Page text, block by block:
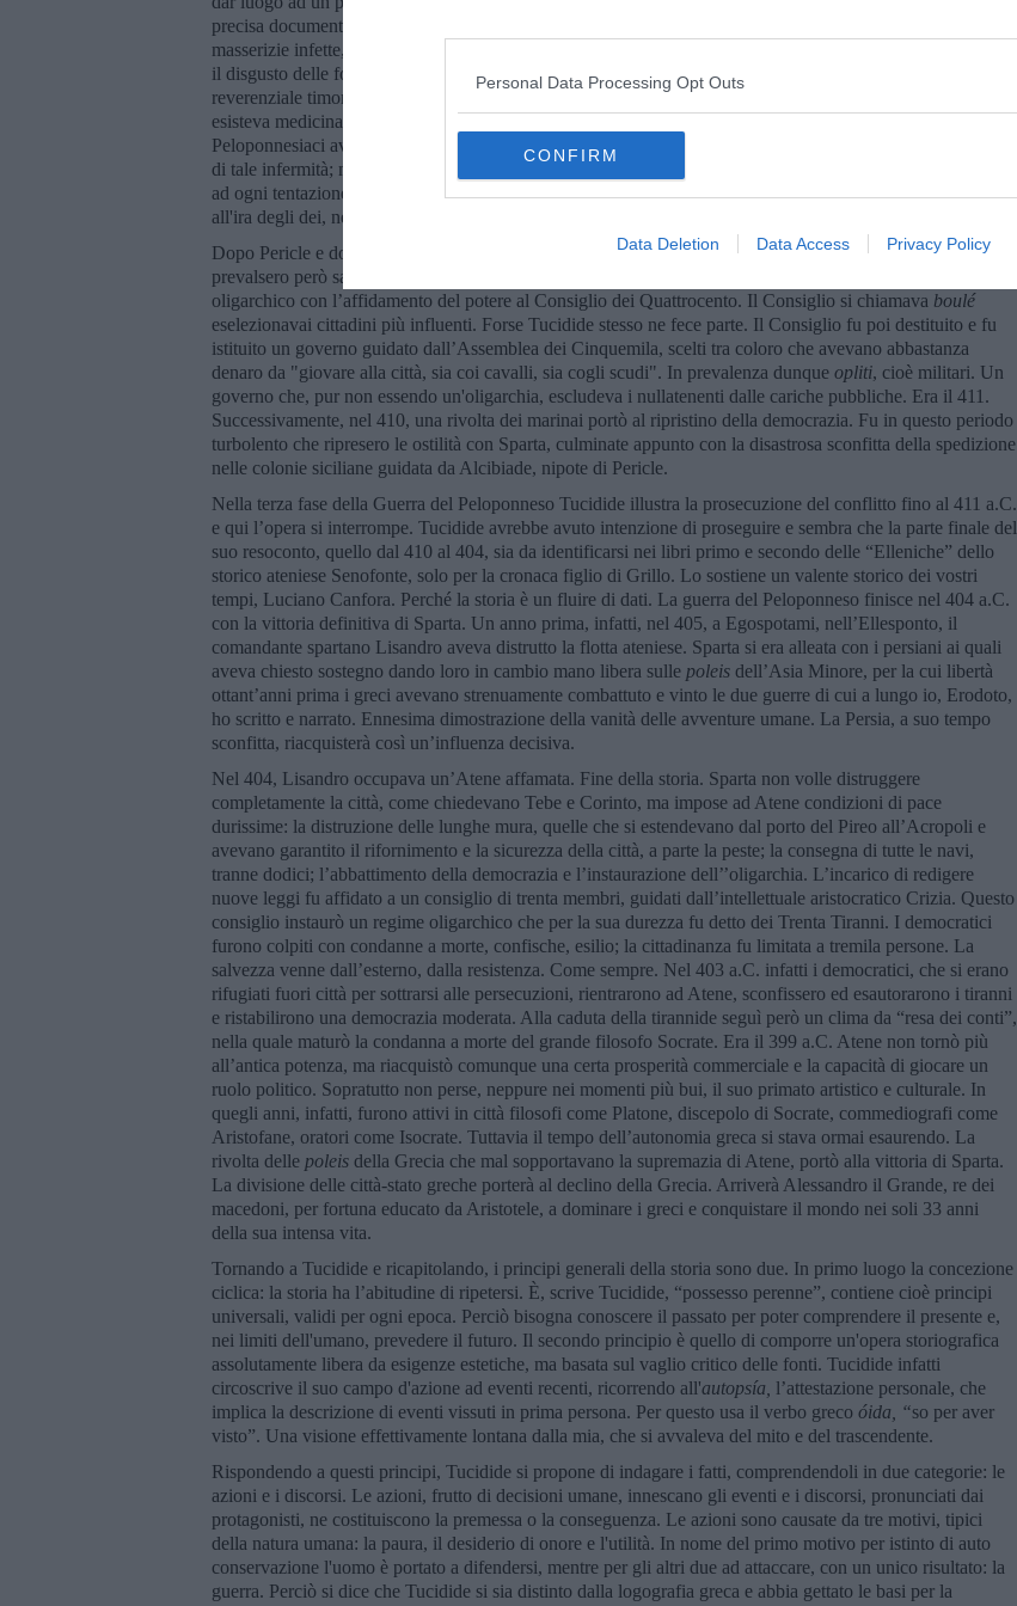
Personal Data Processing Opt Outs
CONFIRM
Data Deletion Data Access Privacy Policy
precisa documentazione descrisse i sintomi del contagio, la strage dei medici volonterosi, l'ingombro delle
masserizie infette, il soffocante affollamento dei tuguri, l’ammucchiarsi dei moribondi accanto ai cadaveri,
il disgusto delle fosse comuni. A cui seguì la dissoluzione dell'ordine e dell'autorità, venendo meno sia il
reverenziale timore degli dei, lontani e indifferenti, sia il rispetto dei governanti, impotenti ed esausti. “Non
esisteva medicina che si potesse applicare e tutti vi soccombevano”. Tucidide scrisse: “si rumoreggiò che i
Peloponnesiaci avessero infettato i pozzi, ma io lascerò che coloro che se ne intendono, indaghino le cause
di tale infermità; mi basterà dire come essa fu, perché anch'io ne soffrii e vidi gli altri soffrirne”. Refrattario
ad ogni tentazione moralistica, Tucidide si dichiara ignaro delle origini del contagio, che non imputa né
all'ira degli dei, né ai complotti degli uomini. Una grande lezione. Valida ancor oggi.
Dopo Pericle e dopo la pace di Nicla, che era stato, tutto sommato, un successo politico per Atene, non
prevalsero però saggezza ed equilibrio. E questo portò alla caduta della democrazia e al colpo di stato
oligarchico con l’affidamento del potere al Consiglio dei Quattrocento. Il Consiglio si chiamava boulé
eselezionavai cittadini più influenti. Forse Tucidide stesso ne fece parte. Il Consiglio fu poi destituito e fu
istituito un governo guidato dall’Assemblea dei Cinquemila, scelti tra coloro che avevano abbastanza
denaro da "giovare alla città, sia coi cavalli, sia cogli scudi". In prevalenza dunque opliti, cioè militari. Un
governo che, pur non essendo un'oligarchia, escludeva i nullatenenti dalle cariche pubbliche. Era il 411.
Successivamente, nel 410, una rivolta dei marinai portò al ripristino della democrazia. Fu in questo periodo
turbolento che ripresero le ostilità con Sparta, culminate appunto con la disastrosa sconfitta della spedizione
nelle colonie siciliane guidata da Alcibiade, nipote di Pericle.
Nella terza fase della Guerra del Peloponneso Tucidide illustra la prosecuzione del conflitto fino al 411 a.C.
e qui l’opera si interrompe. Tucidide avrebbe avuto intenzione di proseguire e sembra che la parte finale del
suo resoconto, quello dal 410 al 404, sia da identificarsi nei libri primo e secondo delle “Elleniche” dello
storico ateniese Senofonte, solo per la cronaca figlio di Grillo. Lo sostiene un valente storico dei vostri
tempi, Luciano Canfora. Perché la storia è un fluire di dati. La guerra del Peloponneso finisce nel 404 a.C.
con la vittoria definitiva di Sparta. Un anno prima, infatti, nel 405, a Egospotami, nell’Ellesponto, il
comandante spartano Lisandro aveva distrutto la flotta ateniese. Sparta si era alleata con i persiani ai quali
aveva chiesto sostegno dando loro in cambio mano libera sulle poleis dell’Asia Minore, per la cui libertà
ottant’anni prima i greci avevano strenuamente combattuto e vinto le due guerre di cui a lungo io, Erodoto,
ho scritto e narrato. Ennesima dimostrazione della vanità delle avventure umane. La Persia, a suo tempo
sconfitta, riacquisterà così un’influenza decisiva.
Nel 404, Lisandro occupava un’Atene affamata. Fine della storia. Sparta non volle distruggere
completamente la città, come chiedevano Tebe e Corinto, ma impose ad Atene condizioni di pace
durissime: la distruzione delle lunghe mura, quelle che si estendevano dal porto del Pireo all’Acropoli e
avevano garantito il rifornimento e la sicurezza della città, a parte la peste; la consegna di tutte le navi,
tranne dodici; l’abbattimento della democrazia e l’instaurazione dell’’oligarchia. L’incarico di redigere
nuove leggi fu affidato a un consiglio di trenta membri, guidati dall’intellettuale aristocratico Crizia. Questo
consiglio instaurò un regime oligarchico che per la sua durezza fu detto dei Trenta Tiranni. I democratici
furono colpiti con condanne a morte, confische, esilio; la cittadinanza fu limitata a tremila persone. La
salvezza venne dall’esterno, dalla resistenza. Come sempre. Nel 403 a.C. infatti i democratici, che si erano
rifugiati fuori città per sottrarsi alle persecuzioni, rientrarono ad Atene, sconfissero ed esautorarono i tiranni
e ristabilirono una democrazia moderata. Alla caduta della tirannide seguì però un clima da “resa dei conti”,
nella quale maturò la condanna a morte del grande filosofo Socrate. Era il 399 a.C. Atene non tornò più
all’antica potenza, ma riacquistò comunque una certa prosperità commerciale e la capacità di giocare un
ruolo politico. Sopratutto non perse, neppure nei momenti più bui, il suo primato artistico e culturale. In
quegli anni, infatti, furono attivi in città filosofi come Platone, discepolo di Socrate, commediografi come
Aristofane, oratori come Isocrate. Tuttavia il tempo dell’autonomia greca si stava ormai esaurendo. La
rivolta delle poleis della Grecia che mal sopportavano la supremazia di Atene, portò alla vittoria di Sparta.
La divisione delle città-stato greche porterà al declino della Grecia. Arriverà Alessandro il Grande, re dei
macedoni, per fortuna educato da Aristotele, a dominare i greci e conquistare il mondo nei soli 33 anni
della sua intensa vita.
Tornando a Tucidide e ricapitolando, i principi generali della storia sono due. In primo luogo la concezione
ciclica: la storia ha l’abitudine di ripetersi. È, scrive Tucidide, “possesso perenne”, contiene cioè principi
universali, validi per ogni epoca. Perciò bisogna conoscere il passato per poter comprendere il presente e,
nei limiti dell'umano, prevedere il futuro. Il secondo principio è quello di comporre un'opera storiografica
assolutamente libera da esigenze estetiche, ma basata sul vaglio critico delle fonti. Tucidide infatti
circoscrive il suo campo d'azione ad eventi recenti, ricorrendo all'autopsía, l’attestazione personale, che
implica la descrizione di eventi vissuti in prima persona. Per questo usa il verbo greco óida , “so per aver
visto”. Una visione effettivamente lontana dalla mia, che si avvaleva del mito e del trascendente.
Rispondendo a questi principi, Tucidide si propone di indagare i fatti, comprendendoli in due categorie: le
azioni e i discorsi. Le azioni, frutto di decisioni umane, innescano gli eventi e i discorsi, pronunciati dai
protagonisti, ne costituiscono la premessa o la conseguenza. Le azioni sono causate da tre motivi, tipici
della natura umana: la paura, il desiderio di onore e l'utilità. In nome del primo motivo per istinto di auto
conservazione l'uomo è portato a difendersi, mentre per gli altri due ad attaccare, con un unico risultato: la
guerra. Perciò si dice che Tucidide si sia distinto dalla logografia greca e abbia gettato le basi per la